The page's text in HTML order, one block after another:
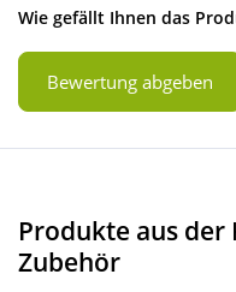
Wie gefällt Ihnen das
Bewertung abgeben
Produkte aus
Zubehör